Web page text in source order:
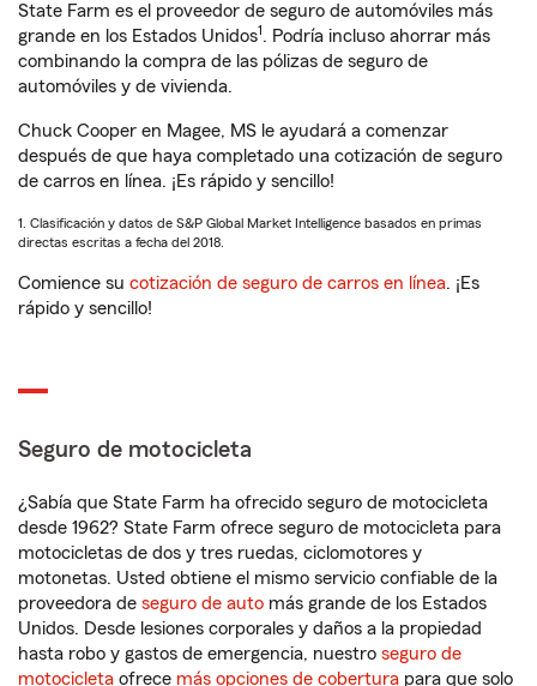
State Farm es el proveedor de seguro de automóviles más
grande en los Estados Unidos1. Podría incluso ahorrar más
combinando la compra de las pólizas de seguro de
automóviles y de vivienda.
Chuck Cooper en Magee, MS le ayudará a comenzar
después de que haya completado una cotización de seguro
de carros en línea. ¡Es rápido y sencillo!
1. Clasificación y datos de S&P Global Market Intelligence basados en primas
directas escritas a fecha del 2018.
Comience su cotización de seguro de carros en línea. ¡Es
rápido y sencillo!
Seguro de motocicleta
¿Sabía que State Farm ha ofrecido seguro de motocicleta
desde 1962? State Farm ofrece seguro de motocicleta para
motocicletas de dos y tres ruedas, ciclomotores y
motonetas. Usted obtiene el mismo servicio confiable de la
proveedora de seguro de auto más grande de los Estados
Unidos. Desde lesiones corporales y daños a la propiedad
hasta robo y gastos de emergencia, nuestro seguro de
motocicleta ofrece más opciones de cobertura para que solo